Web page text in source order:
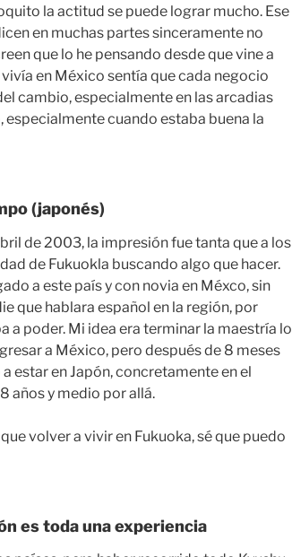
la actitud se puede lograr mucho. Ese
en muchas partes sinceramente no
que lo he pensando desde que vine a
vivía en México sentía que cada negocio
cambio, especialmente en las arcadias
especialmente cuando estaba buena la
(japonés)
de 2003, la impresión fue tanta que a los
de Fukuokla buscando algo que hacer.
a este país y con novia en Méxco, sin
que hablara español en la región, por
a poder. Mi idea era terminar la maestría lo
a México, pero después de 8 meses
estar en Japón, concretamente en el
años y medio por allá.
volver a vivir en Fukuoka, sé que puedo
es toda una experiencia